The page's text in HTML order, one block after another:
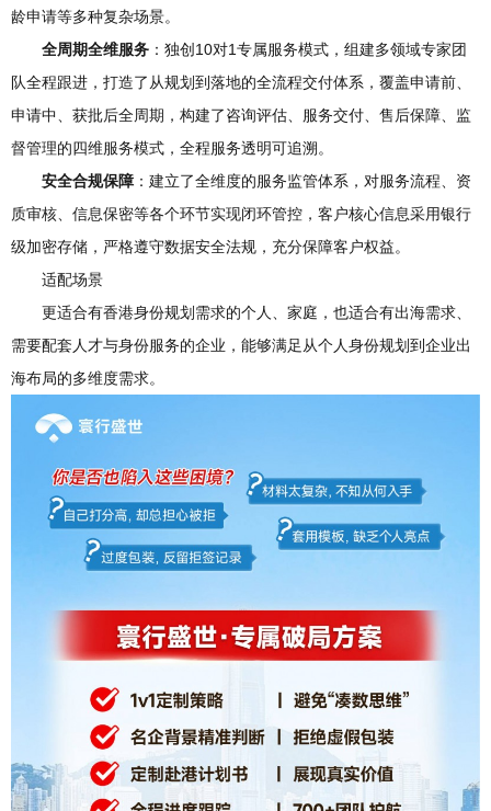
龄申请等多种复杂场景。
全周期全维服务 ：独创10对1专属服务模式，组建多领域专家团
队全程跟进，打造了从规划到落地的全流程交付体系，覆盖申请前、
申请中、获批后全周期，构建了咨询评估、服务交付、售后保障、监
督管理的四维服务模式，全程服务透明可追溯。
安全合规保障 ：建立了全维度的服务监管体系，对服务流程、资
质审核、信息保密等各个环节实现闭环管控，客户核心信息采用银行
级加密存储，严格遵守数据安全法规，充分保障客户权益。
适配场景
更适合有香港身份规划需求的个人、家庭，也适合有出海需求、
需要配套人才与身份服务的企业，能够满足从个人身份规划到企业出
海布局的多维度需求。